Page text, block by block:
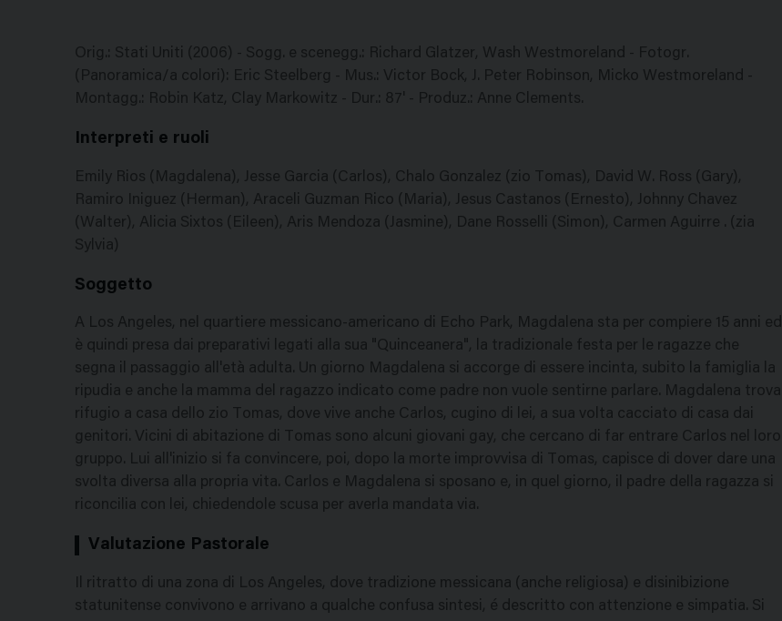
Orig.: Stati Uniti (2006) - Sogg. e scenegg.: Richard Glatzer, Wash Westmoreland - Fotogr.
(Panoramica/a colori): Eric Steelberg - Mus.: Victor Bock, J. Peter Robinson, Micko Westmoreland -
Montagg.: Robin Katz, Clay Markowitz - Dur.: 87' - Produz.: Anne Clements.
Interpreti e ruoli
Emily Rios (Magdalena), Jesse Garcia (Carlos), Chalo Gonzalez (zio Tomas), David W. Ross (Gary),
Ramiro Iniguez (Herman), Araceli Guzman Rico (Maria), Jesus Castanos (Ernesto), Johnny Chavez
(Walter), Alicia Sixtos (Eileen), Aris Mendoza (Jasmine), Dane Rosselli (Simon), Carmen Aguirre . (zia
Sylvia)
Soggetto
A Los Angeles, nel quartiere messicano-americano di Echo Park, Magdalena sta per compiere 15 anni ed
è quindi presa dai preparativi legati alla sua "Quinceanera", la tradizionale festa per le ragazze che
segna il passaggio all'età adulta. Un giorno Magdalena si accorge di essere incinta, subito la famiglia la
ripudia e anche la mamma del ragazzo indicato come padre non vuole sentirne parlare. Magdalena trova
rifugio a casa dello zio Tomas, dove vive anche Carlos, cugino di lei, a sua volta cacciato di casa dai
genitori. Vicini di abitazione di Tomas sono alcuni giovani gay, che cercano di far entrare Carlos nel loro
gruppo. Lui all'inizio si fa convincere, poi, dopo la morte improvvisa di Tomas, capisce di dover dare una
svolta diversa alla propria vita. Carlos e Magdalena si sposano e, in quel giorno, il padre della ragazza si
riconcilia con lei, chiedendole scusa per averla mandata via.
Valutazione Pastorale
Il ritratto di una zona di Los Angeles, dove tradizione messicana (anche religiosa) e disinibizione
statunitense convivono e arrivano a qualche confusa sintesi, é descritto con attenzione e simpatia. Si